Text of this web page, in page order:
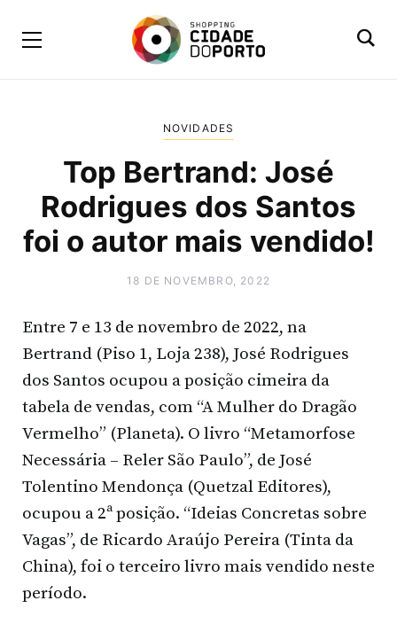
NOVIDADES
Top Bertrand: José
Rodrigues dos Santos
foi o autor mais vendido!
18 DE NOVEMBRO, 2022
Entre 7 e 13 de novembro de 2022, na
Bertrand (Piso 1, Loja 238), José Rodrigues
dos Santos ocupou a posição cimeira da
tabela de vendas, com “A Mulher do Dragão
Vermelho” (Planeta). O livro “Metamorfose
Necessária – Reler São Paulo”, de José
Tolentino Mendonça (Quetzal Editores),
ocupou a 2ª posição. “Ideias Concretas sobre
Vagas”, de Ricardo Araújo Pereira (Tinta da
China), foi o terceiro livro mais vendido neste
período.